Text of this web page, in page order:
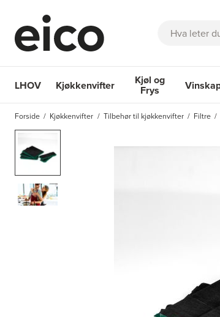
Søk
LHOV Kjøkkenvifter
Kjøkkenvifter
Kjøl og
Frys
Kjøl og Frys Vinskap
Forside Kjøkkenvifter Tilbehør til kjøkkenvifter Filtre